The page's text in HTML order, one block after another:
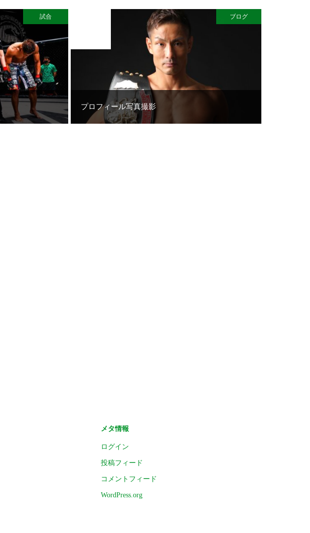
試合
プロフィール写真撮影
ブログ
メタ情報
ログイン
投稿フィード
コメントフィード
WordPress.org